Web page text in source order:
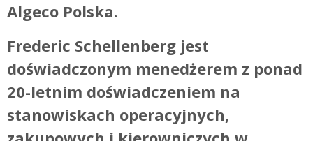
Algeco Polska.
Frederic Schellenberg jest
doświadczonym menedżerem z ponad
20-letnim doświadczeniem na
stanowiskach operacyjnych,